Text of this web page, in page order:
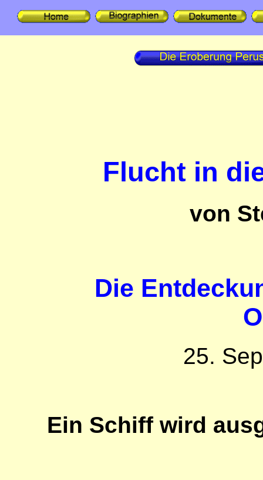
Flucht in
von
Die
25.
Ein Schiff wird